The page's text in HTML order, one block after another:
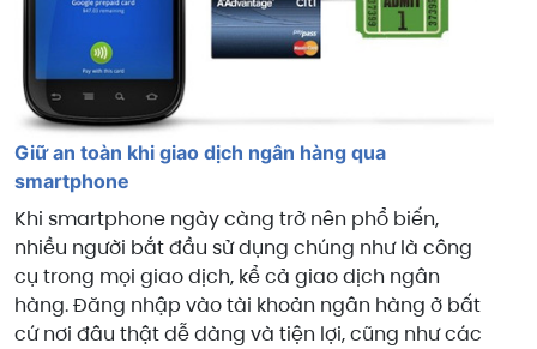
Giữ an toàn khi giao dịch ngân hàng qua
smartphone
Khi smartphone ngày càng trở nên phổ biến,
nhiều người bắt đầu sử dụng chúng như là công
cụ trong mọi giao dịch, kể cả giao dịch ngân
hàng. Đăng nhập vào tài khoản ngân hàng ở bất
cứ nơi đâu thật dễ dàng và tiện lợi, cũng như các